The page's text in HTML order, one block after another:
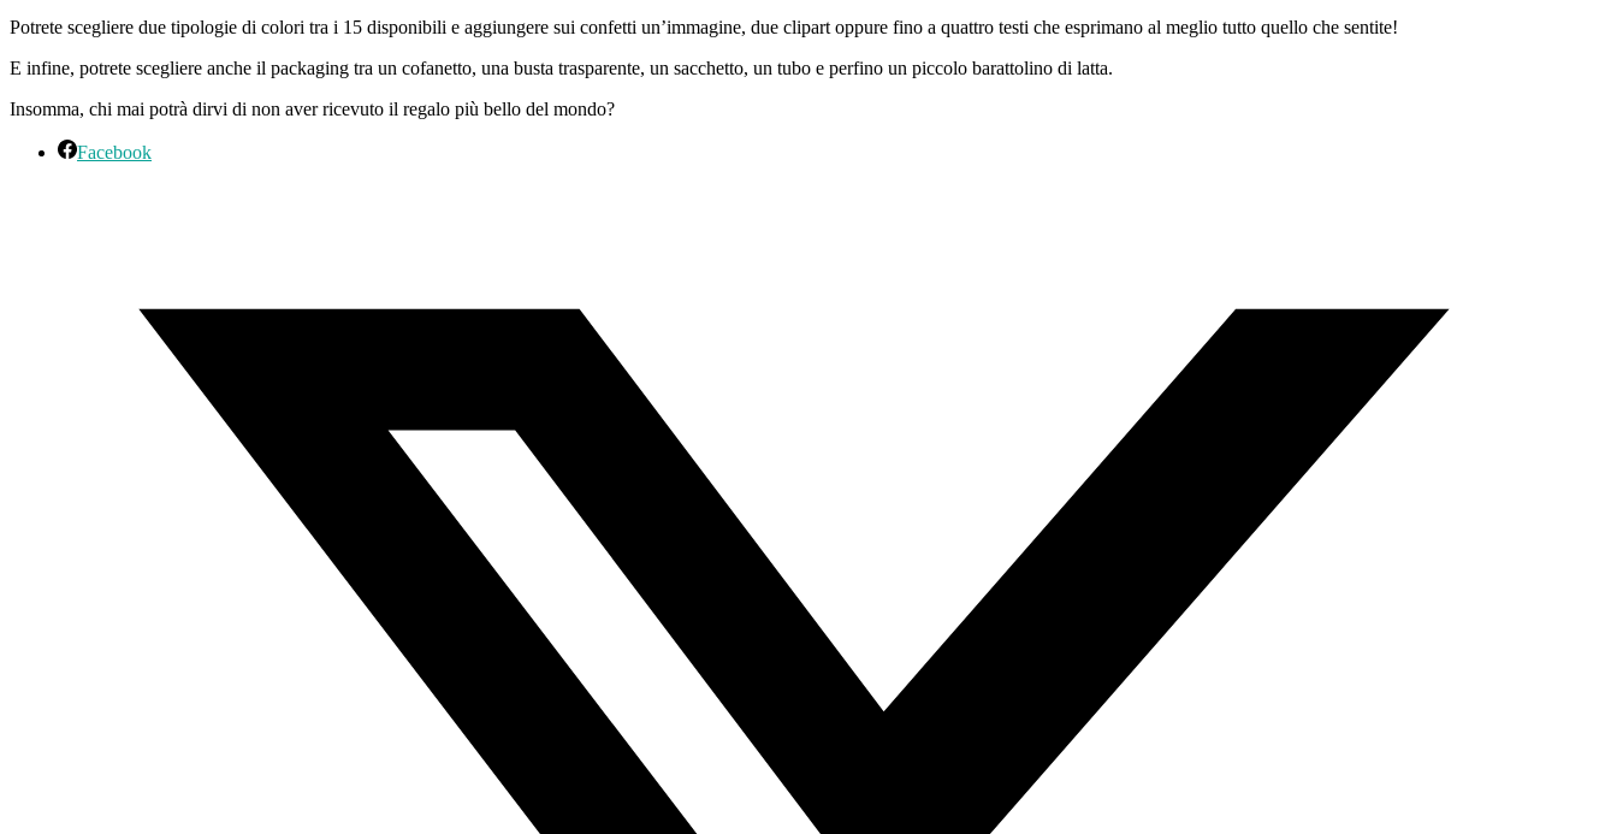
Potrete scegliere due tipologie di colori tra i 15 disponibili e aggiungere sui confetti un’immagine, due clipart oppure fino a quattro testi che esprimano al meglio tutto quello che sentite!
E infine, potrete scegliere anche il packaging tra un cofanetto, una busta trasparente, un sacchetto, un tubo e perfino un piccolo barattolino di latta.
Insomma, chi mai potrà dirvi di non aver ricevuto il regalo più bello del mondo?
Facebook